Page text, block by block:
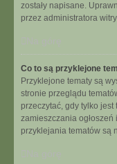
zostały napisane.
przez administratora
Co to są przyklejone
Przyklejone tematy są
stronie przeglądu
przeczytać, gdy tylko
zamieszczania
przyklejania tematów są